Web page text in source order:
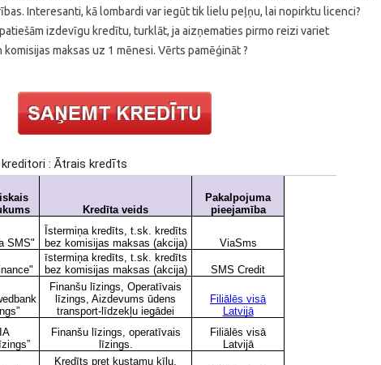
Interesanti, kā lombardi var iegūt tik lielu peļņu, lai nopirktu licenci?
izdevīgu kredītu, turklāt, ja aizņematies pirmo reizi variet
maksas uz 1 mēnesi. Vērts pamēģināt ?